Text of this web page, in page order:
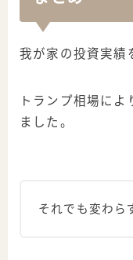
我が家の投資実績
トランプ相場に
ました。
それでも変わら